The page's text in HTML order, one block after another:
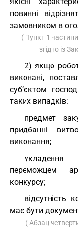
повинні
замовником в
( Пункт 1 частини
згідно із
2) якщо
виконані,
суб’єктом
таких випадків:
предмет
придбанні
виконання;
переможцем
конкурсу;
відсутність
має бути
( Абзац